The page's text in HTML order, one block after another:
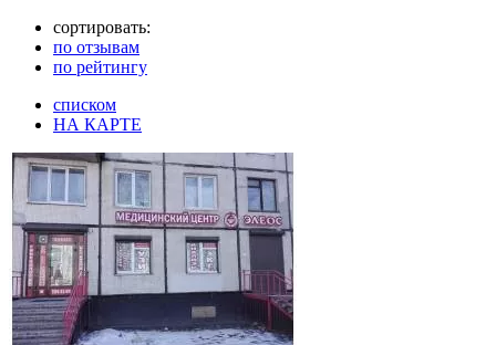
сортировать:
по отзывам
по рейтингу
списком
НА КАРТЕ